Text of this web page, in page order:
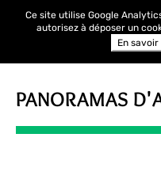
PANORAMAS
Ce site utilise Google
autorisez à déposer un
En